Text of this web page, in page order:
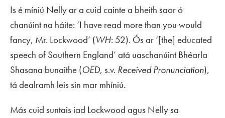
Is é míniú Nelly ar a cuid cainte a bheith saor ó
chanúint na háite: ‘I have read more than you would
fancy, Mr. Lockwood’ (WH: 52). Ós ar ‘[the] educated
speech of Southern England’ atá uaschanúint Bhéarla
Shasana bunaithe (OED, s.v. Received Pronunciation),
tá dealramh leis sin mar mhíniú.
Más cuid suntais iad Lockwood agus Nelly sa